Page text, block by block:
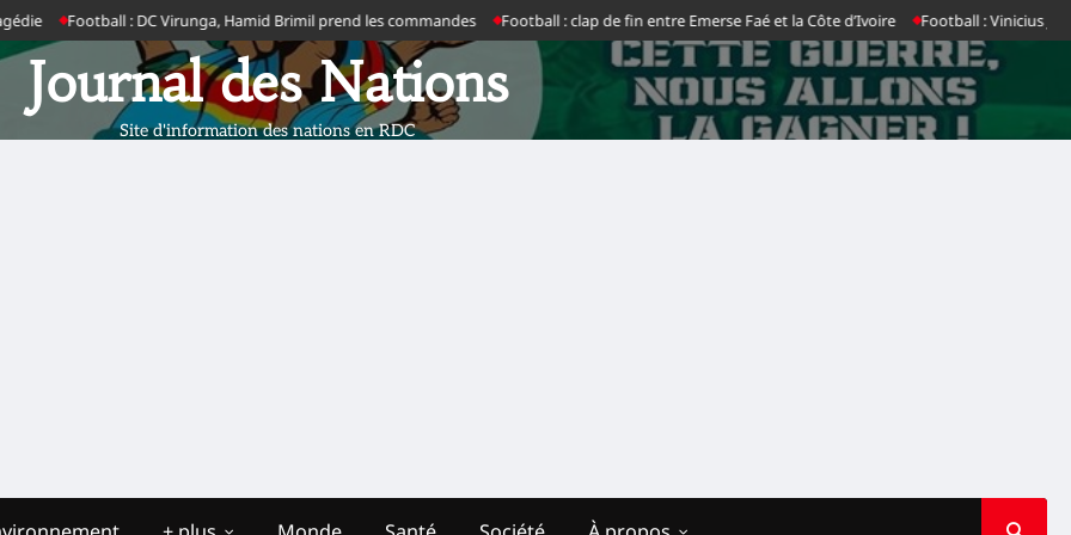
Football : DC Virunga, Hamid Brimil prend les commandes Football : clap de fin entre Emerse Faé et la Côte d’Ivoire Football : Vinicius Jr dit
Journal des Nations
Site d'information des nations en RDC